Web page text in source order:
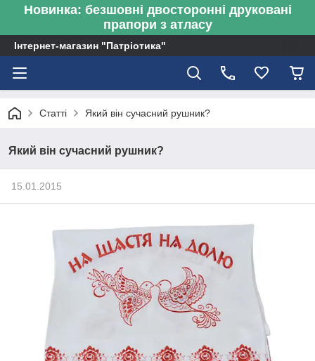
Новинка: безшовні двосторонні друковані
прапори з атласу
Інтернет-магазин "Патріотика"
Статті Який він сучасний рушник?
Який він сучасний рушник?
15.01.2015